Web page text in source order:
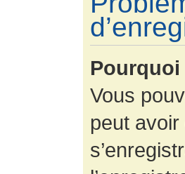
Pourquoi
Vous
peut